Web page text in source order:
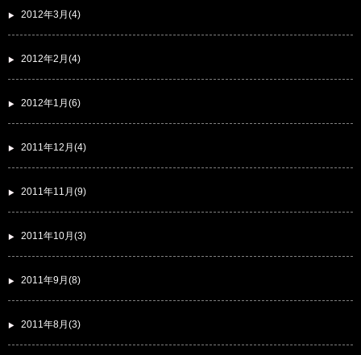
2012年3月(4)
2012年2月(4)
2012年1月(6)
2011年12月(4)
2011年11月(9)
2011年10月(3)
2011年9月(8)
2011年8月(3)